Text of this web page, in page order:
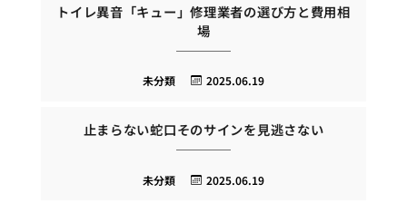
トイレ異音「キュー」修理業者の選び方と費用相
場
2025.06.19
未分類
止まらない蛇口そのサインを見逃さない
2025.06.19
未分類